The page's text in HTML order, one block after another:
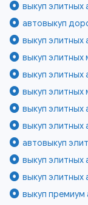
выкуп
автовыкуп
выкуп элитных
выкуп элитных
выкуп элитных
выкуп элитных
выкуп элитных
выкуп
автовыкуп
выкуп элитных
выкуп элитных
выкуп премиум